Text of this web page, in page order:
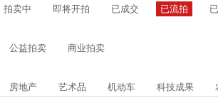
拍卖中 即将开拍 已成交 已流拍
公益拍卖 商业拍卖
房地产 艺术品 机动车 科技成果